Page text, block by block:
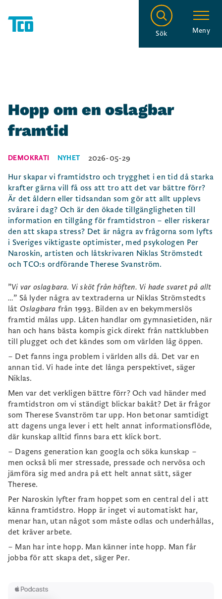
Sök Meny
Hopp om en oslagbar
framtid
DEMOKRATI NYHET
2026-05-29
Hur skapar vi framtidstro och trygghet i en tid då starka
krafter gärna vill få oss att tro att det var bättre förr?
Är det åldern eller tidsandan som gör att allt upplevs
svårare i dag? Och är den ökade tillgängligheten till
information en tillgång för framtidstron – eller riskerar
den att skapa stress? Det är några av frågorna som lyfts
i Sveriges viktigaste optimister, med psykologen Per
Naroskin, artisten och låtskrivaren Niklas Strömstedt
och TCO:s ordförande Therese Svanström.
”Vi var oslagbara. Vi sköt från höften. Vi hade svaret på allt
…” Så lyder några av textraderna ur Niklas Strömstedts
låt Oslagbara från 1993. Bilden av en bekymmerslös
framtid målas upp. Låten handlar om gymnasietiden, när
han och hans bästa kompis gick direkt från nattklubben
till plugget och det kändes som om världen låg öppen.
– Det fanns inga problem i världen alls då. Det var en
annan tid. Vi hade inte det långa perspektivet, säger
Niklas.
Men var det verkligen bättre förr? Och vad händer med
framtidstron om vi ständigt blickar bakåt? Det är frågor
som Therese Svanström tar upp. Hon betonar samtidigt
att dagens unga lever i ett helt annat informationsflöde,
där kunskap alltid finns bara ett klick bort.
– Dagens generation kan googla och söka kunskap –
men också bli mer stressade, pressade och nervösa och
jämföra sig med andra på ett helt annat sätt, säger
Therese.
Per Naroskin lyfter fram hoppet som en central del i att
känna framtidstro. Hopp är inget vi automatiskt har,
menar han, utan något som måste odlas och underhållas,
det kräver arbete.
– Man har inte hopp. Man känner inte hopp. Man får
jobba för att skapa det, säger Per.